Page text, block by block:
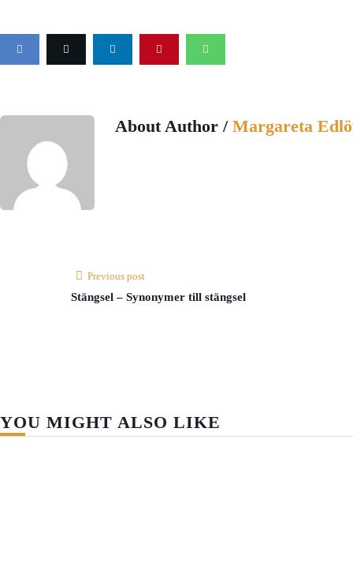
About Author / Margareta
Previous post
Stängsel – Synonymer till stängsel
YOU MIGHT ALSO LIKE